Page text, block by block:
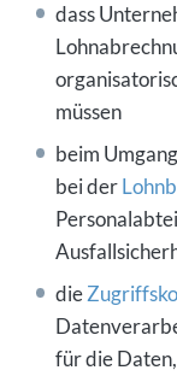
dass
müssen
beim
bei der
die
für die